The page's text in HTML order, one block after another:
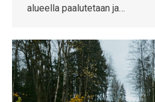
alueella paalutetaan ja…